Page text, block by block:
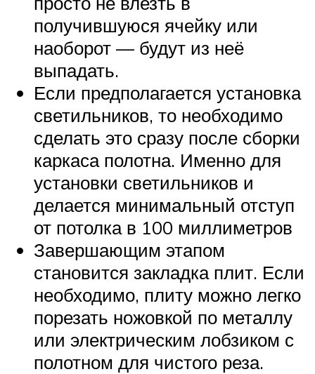
получившуюся ячейку или
наоборот — будут из неё
выпадать.
Если предполагается установка
светильников, то необходимо
сделать это сразу после сборки
каркаса полотна. Именно для
установки светильников и
делается минимальный отступ
от потолка в 100 миллиметров
Завершающим этапом
становится закладка плит. Если
необходимо, плиту можно легко
порезать ножовкой по металлу
или электрическим лобзиком с
полотном для чистого реза.